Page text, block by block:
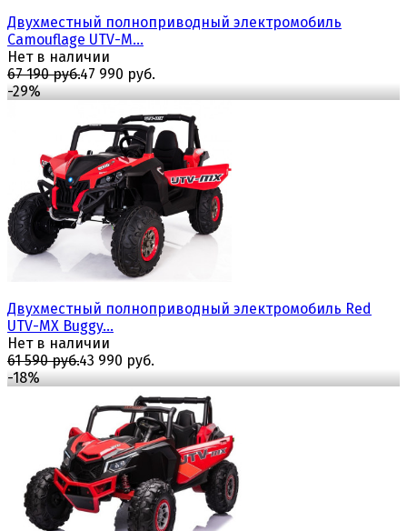
избранноесравнить
Двухместный полноприводный электромобиль
Camouflage UTV-M...
Нет в наличии
67 190 руб.47 990 руб.
-29%
избранное сравнить
Двухместный полноприводный электромобиль Red
UTV-MX Buggy...
Нет в наличии
61 590 руб.43 990 руб.
-18%